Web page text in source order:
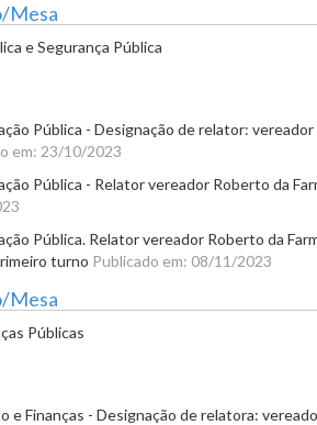
Mesa
e Segurança Pública
Pública - Designação de relator: vereador
em: 23/10/2023
Pública - Relator vereador Roberto da
Pública. Relator vereador Roberto da
turno Publicado em: 08/11/2023
Mesa
Públicas
e Finanças - Designação de relatora: